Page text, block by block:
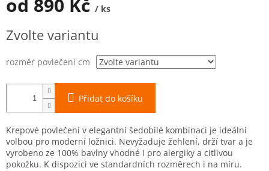
od 890 Kč / ks
cena:
Zvolte variantu
rozměr povlečení cm
Přidat do košíku
Krepové povlečení v elegantní šedobílé kombinaci je ideální
volbou pro moderní ložnici. Nevyžaduje žehlení, drží tvar a je
vyrobeno ze 100% bavlny vhodné i pro alergiky a citlivou
pokožku. K dispozici ve standardních rozměrech i na míru.